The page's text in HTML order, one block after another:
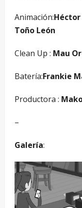
Animación:
Toño León
Clean Up : Mau
Batería:Frankie
Productora :
–
Galería: